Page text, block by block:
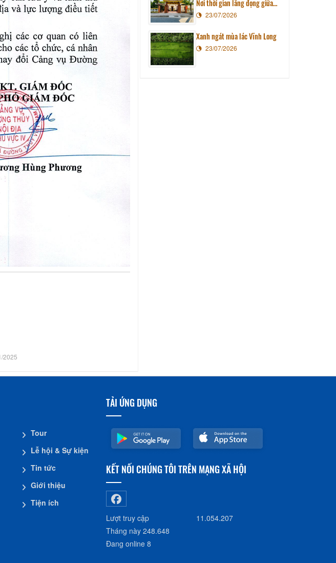
2025
Nơi thời gian lắng đọng giữa
lòng phố thị
23/07/2026
Xanh ngát mùa lác Vĩnh Long
23/07/2026
Tour
Lễ hội & Sự kiện
Tin tức
Giới thiệu
Tiện ích
TẢI ỨNG DỤNG
KẾT NỐI CHÚNG TÔI TRÊN MẠNG XÃ HỘI
Lượt truy cập
11.054.207
Tháng này 248.648
Đang online 8